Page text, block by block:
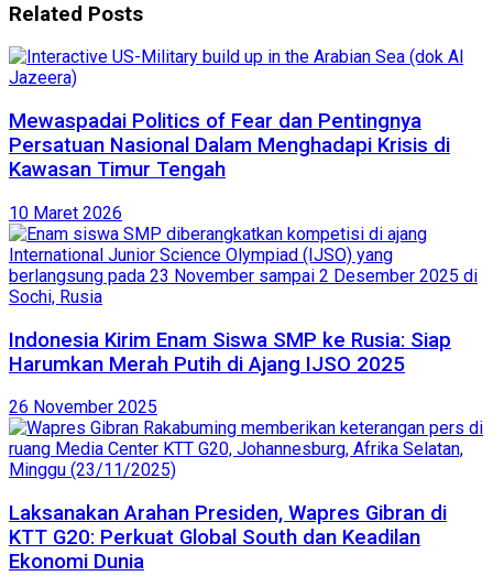
Related Posts
Mewaspadai Politics of Fear dan Pentingnya
Persatuan Nasional Dalam Menghadapi Krisis di
Kawasan Timur Tengah
10 Maret 2026
Indonesia Kirim Enam Siswa SMP ke Rusia: Siap
Harumkan Merah Putih di Ajang IJSO 2025
26 November 2025
Laksanakan Arahan Presiden, Wapres Gibran di
KTT G20: Perkuat Global South dan Keadilan
Ekonomi Dunia